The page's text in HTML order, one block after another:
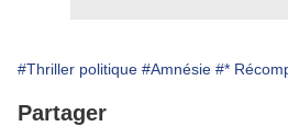
#Thriller politique #Amnésie #*
Partager